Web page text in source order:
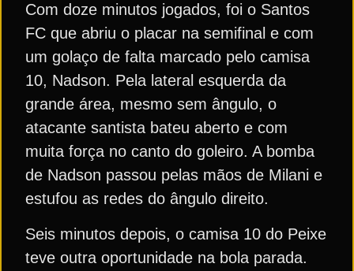
Com doze minutos jogados, foi o Santos
FC que abriu o placar na semifinal e com
um golaço de falta marcado pelo camisa
10, Nadson. Pela lateral esquerda da
grande área, mesmo sem ângulo, o
atacante santista bateu aberto e com
muita força no canto do goleiro. A bomba
de Nadson passou pelas mãos de Milani e
estufou as redes do ângulo direito.
Seis minutos depois, o camisa 10 do Peixe
teve outra oportunidade na bola parada.